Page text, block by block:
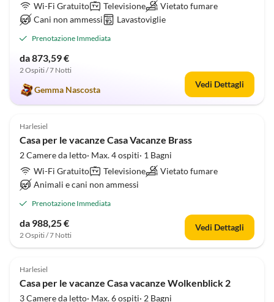
Wi-Fi Gratuito
Televisione
Vietato fumare
Cani non ammessi
Lavastoviglie
Prenotazione Immediata
da 873,59 €
2 Ospiti / 7 Notti
Gemma Nascosta
Vedi Dettagli
4.7 (4)
Harlesiel
Casa per le vacanze Casa Vacanze Brass
2 Camere da letto· Max. 4 ospiti· 1 Bagni
Wi-Fi Gratuito
Televisione
Vietato fumare
Animali e cani non ammessi
Prenotazione Immediata
da 988,25 €
2 Ospiti / 7 Notti
Vedi Dettagli
4.4 (4)
Harlesiel
Casa per le vacanze Casa vacanze Wolkenblick 2
3 Camere da letto· Max. 6 ospiti· 2 Bagni